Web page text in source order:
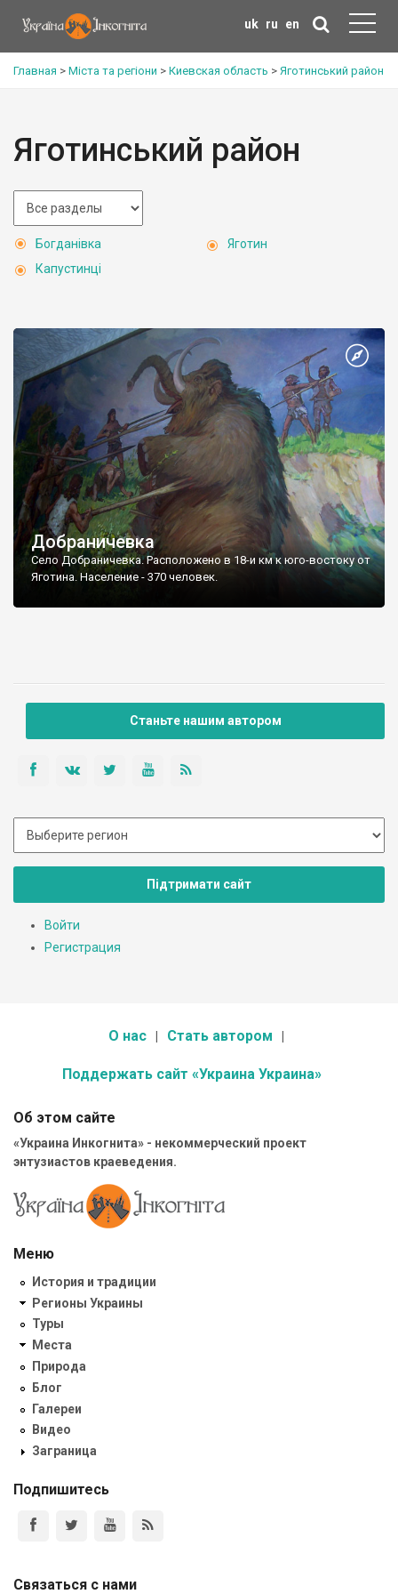
uk ru en
Главная > Міста та регіони > Киевская область > Яготинський район
Яготинський район
Богданівка
Капустинці
Яготин
Добраничевка
Село Добраничевка. Расположено в 18-и км к юго-востоку от
Яготина. Население - 370 человек.
Станьте нашим автором
Підтримати сайт
Войти
Регистрация
О нас Стать автором
Поддержать сайт «Украина Украина»
Об этом сайте
«Украина Инкогнита» - некоммерческий проект
энтузиастов краеведения.
Меню
История и традиции
Регионы Украины
Туры
Места
Природа
Блог
Галереи
Видео
Заграница
Подпишитесь
Связаться с нами